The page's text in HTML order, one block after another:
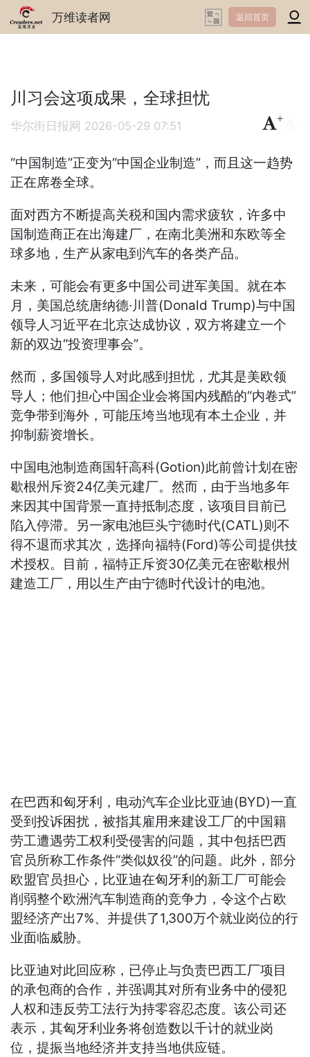
万维读者网 返回首页
川习会这项成果，全球担忧
华尔街日报网 2026-05-29 07:51
+
“中国制造”正变为“中国企业制造”，而且这一趋势
正在席卷全球。
面对西方不断提高关税和国内需求疲软，许多中
国制造商正在出海建厂，在南北美洲和东欧等全
球多地，生产从家电到汽车的各类产品。
未来，可能会有更多中国公司进军美国。就在本
月，美国总统唐纳德·川普(Donald Trump)与中国
领导人习近平在北京达成协议，双方将建立一个
新的双边“投资理事会”。
然而，多国领导人对此感到担忧，尤其是美欧领
导人；他们担心中国企业会将国内残酷的“内卷式”
竞争带到海外，可能压垮当地现有本土企业，并
抑制薪资增长。
中国电池制造商国轩高科(Gotion)此前曾计划在密
歇根州斥资24亿美元建厂。然而，由于当地多年
来因其中国背景一直持抵制态度，该项目目前已
陷入停滞。另一家电池巨头宁德时代(CATL)则不
得不退而求其次，选择向福特(Ford)等公司提供技
术授权。目前，福特正斥资30亿美元在密歇根州
建造工厂，用以生产由宁德时代设计的电池。
在巴西和匈牙利，电动汽车企业比亚迪(BYD)一直
受到投诉困扰，被指其雇用来建设工厂的中国籍
劳工遭遇劳工权利受侵害的问题，其中包括巴西
官员所称工作条件“类似奴役”的问题。此外，部分
欧盟官员担心，比亚迪在匈牙利的新工厂可能会
削弱整个欧洲汽车制造商的竞争力，令这个占欧
盟经济产出7%、并提供了1,300万个就业岗位的行
业面临威胁。
比亚迪对此回应称，已停止与负责巴西工厂项目
的承包商的合作，并强调其对所有业务中的侵犯
人权和违反劳工法行为持零容忍态度。该公司还
表示，其匈牙利业务将创造数以千计的就业岗
位，提振当地经济并支持当地供应链。